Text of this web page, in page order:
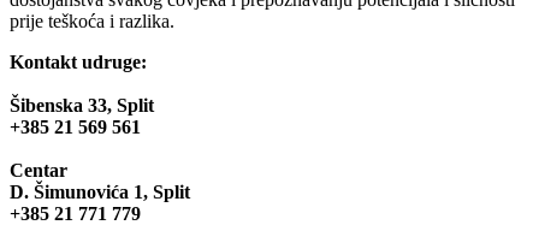
prije teškoća i razlika.
Kontakt udruge:
Šibenska 33, Split
+385 21 569 561
Centar
D. Šimunovića 1, Split
+385 21 771 779